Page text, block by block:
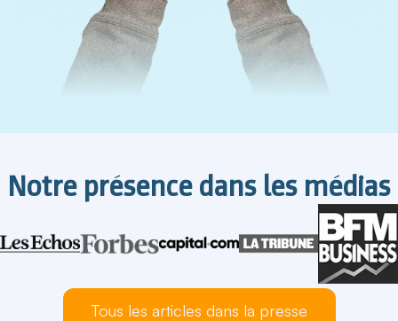
Notre présence dans les médias
Tous les articles dans la presse